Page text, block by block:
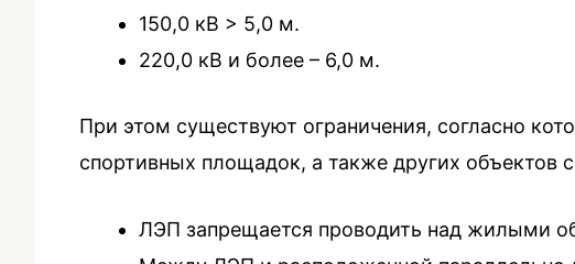
150,0 кВ > 5,0 м.
220,0 кВ и более – 6,0 м.
При этом существуют ограничения, согласно
спортивных площадок, а также других
ЛЭП запрещается проводить над жилыми